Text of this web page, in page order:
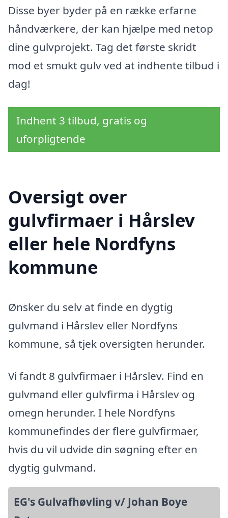
Disse byer byder på en række erfarne
håndværkere, der kan hjælpe med netop
dine gulvprojekt. Tag det første skridt
mod et smukt gulv ved at indhente tilbud i
dag!
Indhent 3 tilbud, gratis og
uforpligtende
Oversigt over
gulvfirmaer i Hårslev
eller hele Nordfyns
kommune
Ønsker du selv at finde en dygtig
gulvmand i Hårslev eller Nordfyns
kommune, så tjek oversigten herunder.
Vi fandt 8 gulvfirmaer i Hårslev. Find en
gulvmand eller gulvfirma i Hårslev og
omegn herunder. I hele Nordfyns
kommunefindes der flere gulvfirmaer,
hvis du vil udvide din søgning efter en
dygtig gulvmand.
EG's Gulvafhøvling v/ Johan Boye